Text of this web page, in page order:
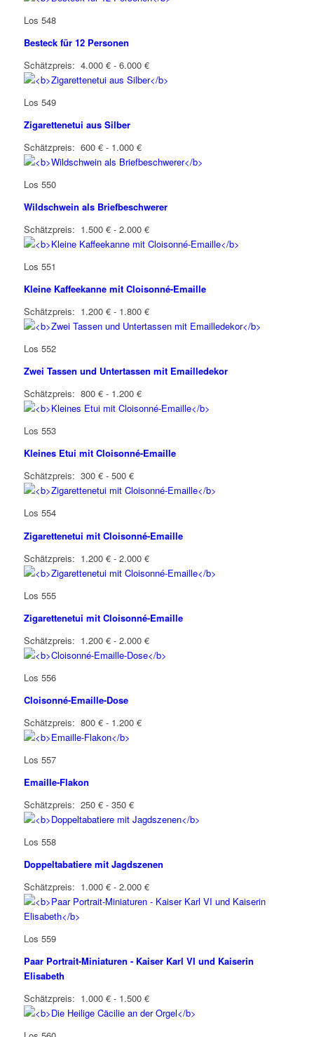
Los 548
Besteck für 12 Personen
Schätzpreis: 4.000 € - 6.000 €
Los 549
Zigarettenetui aus Silber
Schätzpreis: 600 € - 1.000 €
Los 550
Wildschwein als Briefbeschwerer
Schätzpreis: 1.500 € - 2.000 €
Los 551
Kleine Kaffeekanne mit Cloisonné-Emaille
Schätzpreis: 1.200 € - 1.800 €
Los 552
Zwei Tassen und Untertassen mit Emailledekor
Schätzpreis: 800 € - 1.200 €
Los 553
Kleines Etui mit Cloisonné-Emaille
Schätzpreis: 300 € - 500 €
Los 554
Zigarettenetui mit Cloisonné-Emaille
Schätzpreis: 1.200 € - 2.000 €
Los 555
Zigarettenetui mit Cloisonné-Emaille
Schätzpreis: 1.200 € - 2.000 €
Los 556
Cloisonné-Emaille-Dose
Schätzpreis: 800 € - 1.200 €
Los 557
Emaille-Flakon
Schätzpreis: 250 € - 350 €
Los 558
Doppeltabatiere mit Jagdszenen
Schätzpreis: 1.000 € - 2.000 €
Los 559
Paar Portrait-Miniaturen - Kaiser Karl VI und Kaiserin
Elisabeth
Schätzpreis: 1.000 € - 1.500 €